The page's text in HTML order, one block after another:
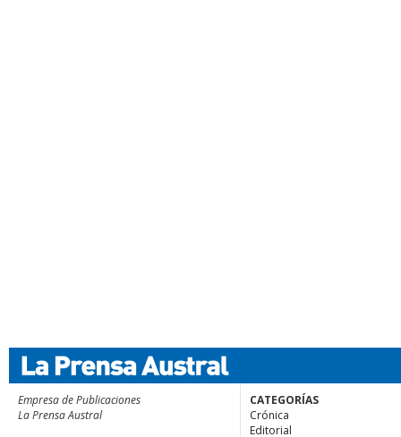
Empresa de Publicaciones
La Prensa Austral
CATEGORÍAS
Crónica
Editorial